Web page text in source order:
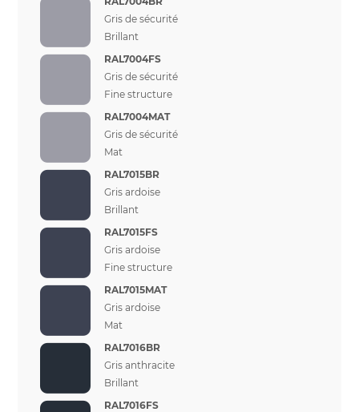
Gris de sécurité
Brillant
RAL7004FS
Gris de sécurité
Fine structure
RAL7004MAT
Gris de sécurité
Mat
RAL7015BR
Gris ardoise
Brillant
RAL7015FS
Gris ardoise
Fine structure
RAL7015MAT
Gris ardoise
Mat
RAL7016BR
Gris anthracite
Brillant
RAL7016FS